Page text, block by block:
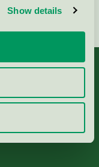
Show details